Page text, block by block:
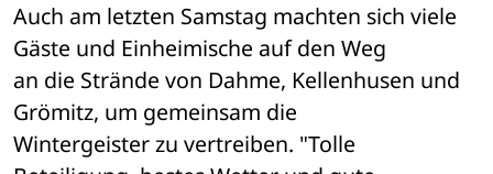
Auch am letzten Samstag machten sich viele
Gäste und Einheimische auf den Weg
an die Strände von Dahme, Kellenhusen und
Grömitz, um gemeinsam die
Wintergeister zu vertreiben. "Tolle